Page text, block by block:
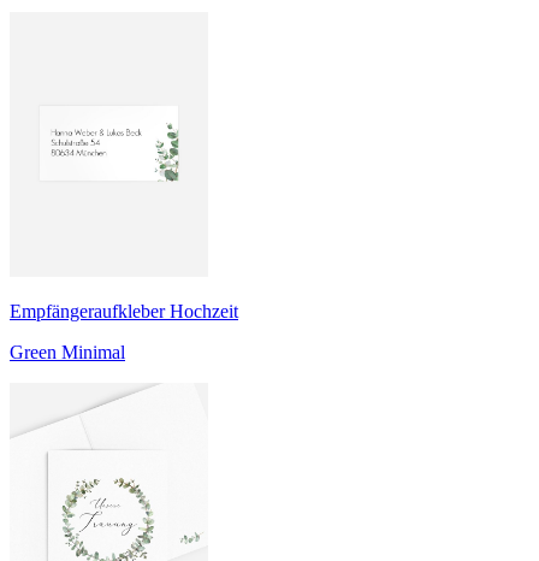
Empfängeraufkleber Hochzeit
Green Minimal